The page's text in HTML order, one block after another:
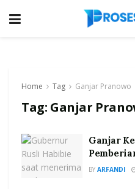
Home Tag Ganjar Pranowo
Tag: Ganjar
Ganjar
BY ARFANDI